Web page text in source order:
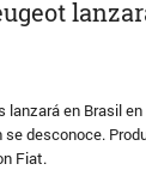
en Brasil
desconoce.
Fiat.